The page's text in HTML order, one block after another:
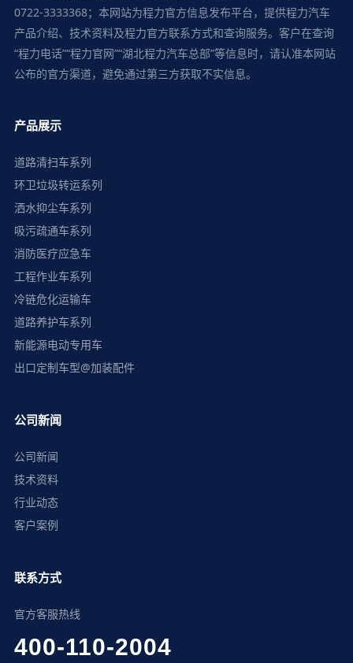
0722-3333368；本网站为程力官方信息发布平台，提供程力汽车
产品介绍、技术资料及程力官方联系方式和查询服务。客户在查询
“程力电话”“程力官网”“湖北程力汽车总部”等信息时，请认准本网站
公布的官方渠道，避免通过第三方获取不实信息。
产品展示
道路清扫车系列
环卫垃圾转运系列
洒水抑尘车系列
吸污疏通车系列
消防医疗应急车
工程作业车系列
冷链危化运输车
道路养护车系列
新能源电动专用车
出口定制车型@加装配件
公司新闻
公司新闻
技术资料
行业动态
客户案例
联系方式
官方客服热线
400-110-2004